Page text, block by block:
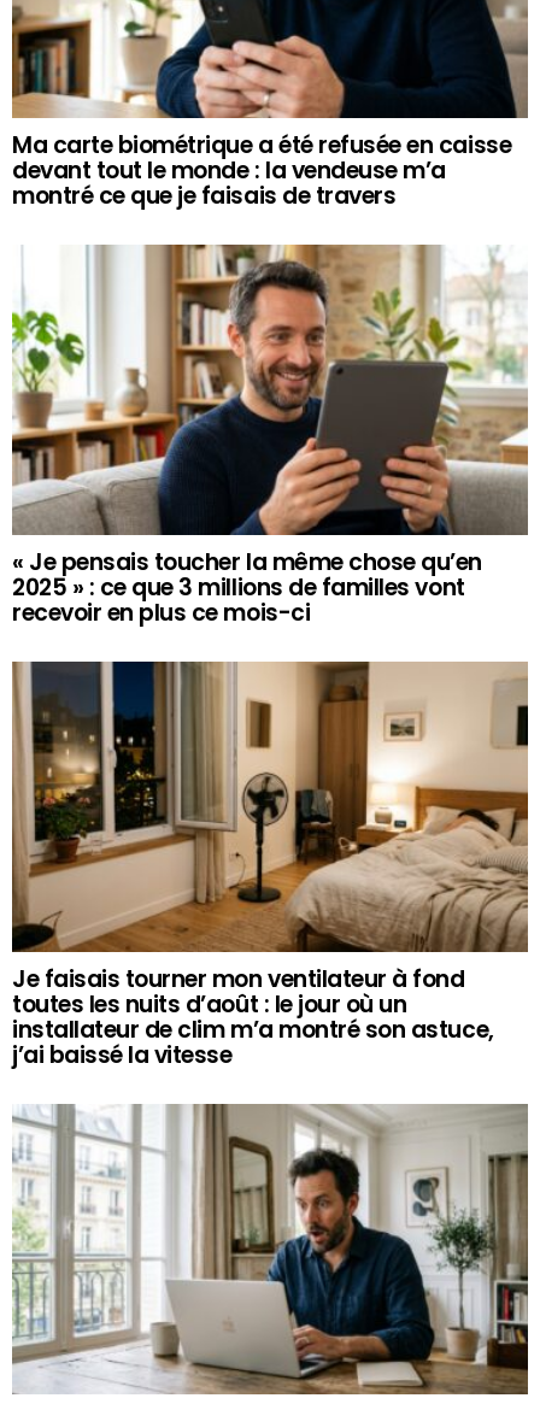
Ma carte biométrique a été refusée en caisse
devant tout le monde : la vendeuse m’a
montré ce que je faisais de travers
« Je pensais toucher la même chose qu’en
2025 » : ce que 3 millions de familles vont
recevoir en plus ce mois-ci
Je faisais tourner mon ventilateur à fond
toutes les nuits d’août : le jour où un
installateur de clim m’a montré son astuce,
j’ai baissé la vitesse